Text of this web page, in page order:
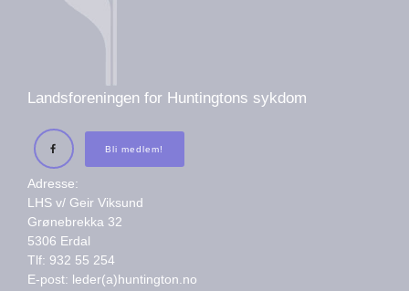
Landsforeningen for Huntingtons sykdom
Bli medlem!
Adresse:
LHS v/ Geir Viksund
Grønebrekka 32
5306 Erdal
Tlf: 932 55 254
E-post: leder(a)huntington.no